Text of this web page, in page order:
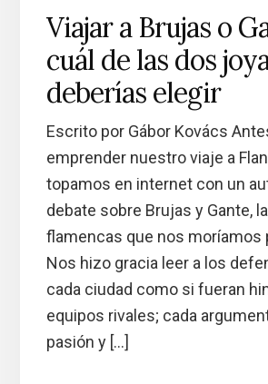
Viajar a Brujas o
cuál de las dos
deberías elegir
Escrito por Gábor Kovács
emprender nuestro viaje a
topamos en internet con un
debate sobre Brujas y Gante,
flamencas que nos moríamos
Nos hizo gracia leer a los
cada ciudad como si fueran
equipos rivales; cada
pasión y […]